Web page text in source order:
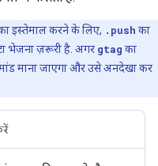
इस्तेमाल करने के लिए, .push का
भेजना ज़रूरी है. अगर gtag का
माना जाएगा और उसे अनदेखा कर